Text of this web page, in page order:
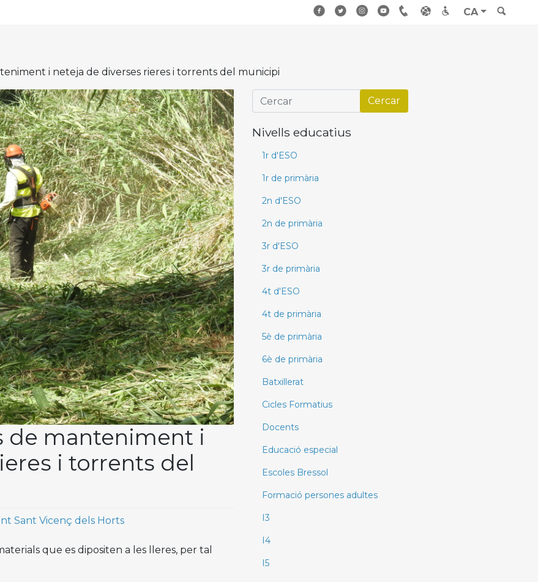
CA
i neteja de diverses rieres i torrents del municipi
de manteniment i
i torrents del
Sant Vicenç dels Horts
que es dipositen a les lleres, per tal
Nivells educatius
1r d'ESO
1r de primària
2n d'ESO
2n de primària
3r d'ESO
3r de primària
4t d'ESO
4t de primària
5è de primària
6è de primària
Batxillerat
Cicles Formatius
Docents
Educació especial
Escoles Bressol
Formació persones adultes
I3
I4
I5